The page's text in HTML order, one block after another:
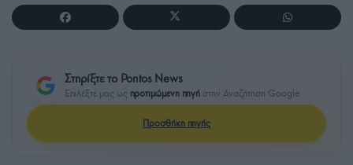
Στηρίξτε το Pontos News
Επιλέξτε μας ως προτιμώμενη πηγή στην Αναζήτηση Google
Προσθήκη πηγής